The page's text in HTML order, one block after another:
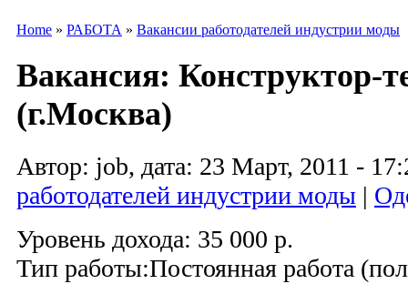
Home » РАБОТА » Вакансии работодателей индустрии моды
Вакансия: Конструктор-
(г.Москва)
Автор: job, дата: 23 Март, 2011 -
работодателей индустрии моды |
Уровень дохода: 35 000 р.
Тип работы:Постоянная работа